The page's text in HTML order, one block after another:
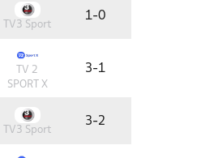
TV3 Sport
1-0
TV 2
SPORT X
3-1
TV3 Sport
3-2